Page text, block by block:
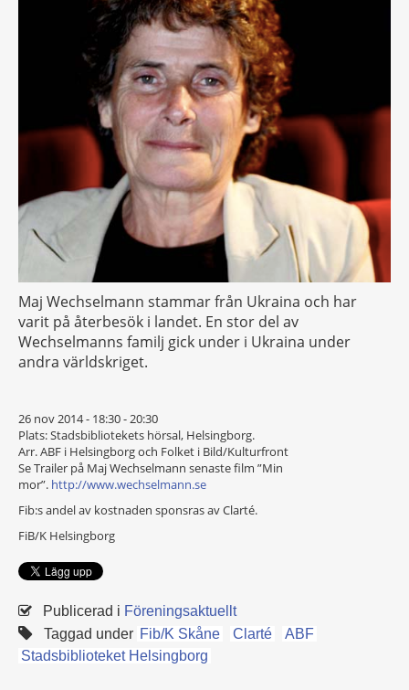
Maj Wechselmann stammar från Ukraina och har
varit på återbesök i landet. En stor del av
Wechselmanns familj gick under i Ukraina under
andra världskriget.
26 nov 2014 - 18:30 - 20:30
Plats: Stadsbibliotekets hörsal, Helsingborg.
Arr. ABF i Helsingborg och Folket i Bild/Kulturfront
Se Trailer på Maj Wechselmann senaste film ”Min
mor”. http://www.wechselmann.se
Fib:s andel av kostnaden sponsras av Clarté.
FiB/K Helsingborg
Publicerad i Föreningsaktuellt
Taggad under Fib/K Skåne Clarté
ABF
Stadsbiblioteket Helsingborg